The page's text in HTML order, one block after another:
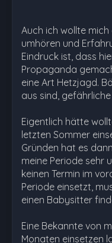
Auch ich wollte
umhören und
Eindruck ist, dass
Propaganda
eine Art Hetzjagd.
aus sind,
Eigentlich hätte
letzten Sommer
Gründen hat es
meine Periode sehr
keinen Termin im
Periode einsetzt,
einen Babysitter
Eine Bekannte von
Monaten einsetzen